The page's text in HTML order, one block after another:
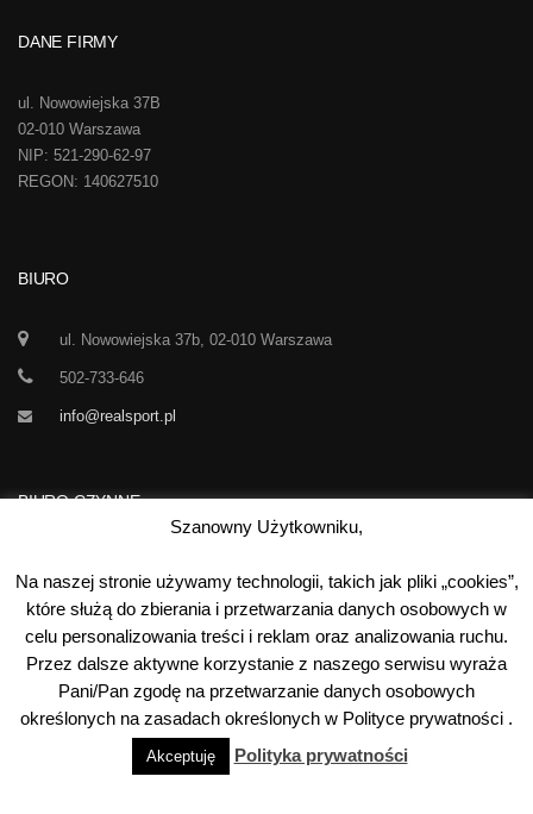
DANE FIRMY
ul. Nowowiejska 37B
02-010 Warszawa
NIP: 521-290-62-97
REGON: 140627510
BIURO
ul. Nowowiejska 37b, 02-010 Warszawa
502-733-646
info@realsport.pl
BIURO CZYNNE
7 dni w tygodniu
Poniedziałek-Piątek: 1000- 15
Sobota:
kontakt telefoniczny
Niedziela:
nieczynne
Szanowny Użytkowniku,
Na naszej stronie używamy technologii, takich jak pliki „cookies”,
które służą do zbierania i przetwarzania danych osobowych w
celu personalizowania treści i reklam oraz analizowania ruchu.
Przez dalsze aktywne korzystanie z naszego serwisu wyraża
Pani/Pan zgodę na przetwarzanie danych osobowych
określonych na zasadach określonych w Polityce prywatności .
Akceptuję Polityka prywatności